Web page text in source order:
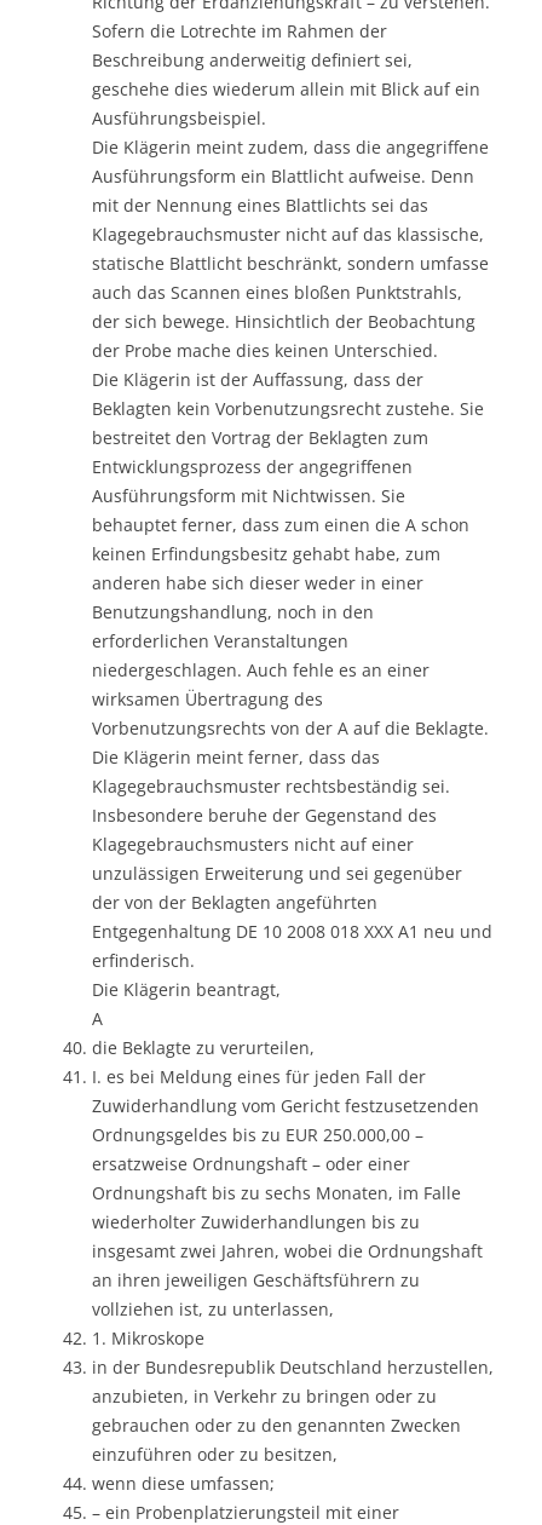
Sofern die Lotrechte im Rahmen der
Beschreibung anderweitig definiert sei,
geschehe dies wiederum allein mit Blick auf ein
Ausführungsbeispiel.
Die Klägerin meint zudem, dass die angegriffene
Ausführungsform ein Blattlicht aufweise. Denn
mit der Nennung eines Blattlichts sei das
Klagegebrauchsmuster nicht auf das klassische,
statische Blattlicht beschränkt, sondern umfasse
auch das Scannen eines bloßen Punktstrahls,
der sich bewege. Hinsichtlich der Beobachtung
der Probe mache dies keinen Unterschied.
Die Klägerin ist der Auffassung, dass der
Beklagten kein Vorbenutzungsrecht zustehe. Sie
bestreitet den Vortrag der Beklagten zum
Entwicklungsprozess der angegriffenen
Ausführungsform mit Nichtwissen. Sie
behauptet ferner, dass zum einen die A schon
keinen Erfindungsbesitz gehabt habe, zum
anderen habe sich dieser weder in einer
Benutzungshandlung, noch in den
erforderlichen Veranstaltungen
niedergeschlagen. Auch fehle es an einer
wirksamen Übertragung des
Vorbenutzungsrechts von der A auf die Beklagte.
Die Klägerin meint ferner, dass das
Klagegebrauchsmuster rechtsbeständig sei.
Insbesondere beruhe der Gegenstand des
Klagegebrauchsmusters nicht auf einer
unzulässigen Erweiterung und sei gegenüber
der von der Beklagten angeführten
Entgegenhaltung DE 10 2008 018 XXX A1 neu und
erfinderisch.
Die Klägerin beantragt,
A
die Beklagte zu verurteilen,
I. es bei Meldung eines für jeden Fall der
Zuwiderhandlung vom Gericht festzusetzenden
Ordnungsgeldes bis zu EUR 250.000,00 –
ersatzweise Ordnungshaft – oder einer
Ordnungshaft bis zu sechs Monaten, im Falle
wiederholter Zuwiderhandlungen bis zu
insgesamt zwei Jahren, wobei die Ordnungshaft
an ihren jeweiligen Geschäftsführern zu
vollziehen ist, zu unterlassen,
1. Mikroskope
in der Bundesrepublik Deutschland herzustellen,
anzubieten, in Verkehr zu bringen oder zu
gebrauchen oder zu den genannten Zwecken
einzuführen oder zu besitzen,
wenn diese umfassen;
– ein Probenplatzierungsteil mit einer